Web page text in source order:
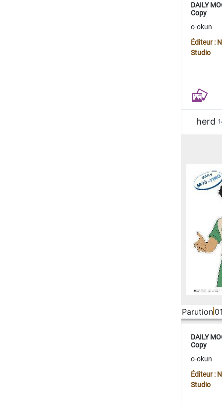
DAILY
Copy
o-okun
Éditeur :
Studio
herd
Parution
DAILY
Copy
o-okun
Éditeur :
Studio